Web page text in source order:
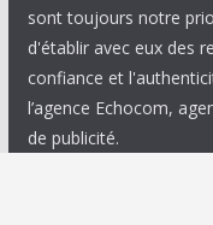
sont toujours notre
d'établir avec eux des
confiance et
l’agence Echocom,
de publicité.